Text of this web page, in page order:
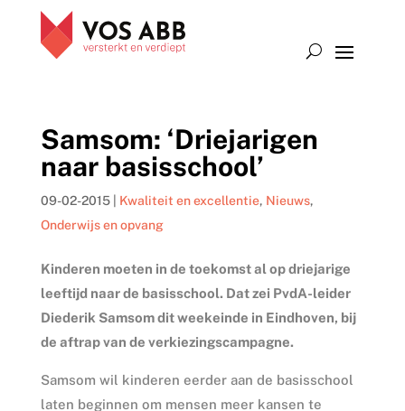
Samsom: ‘Driejarigen
naar basisschool’
09-02-2015| Kwaliteit en excellentie, Nieuws,
Onderwijs en opvang
Kinderen moeten in de toekomst al op driejarige
leeftijd naar de basisschool. Dat zei PvdA-leider
Diederik Samsom dit weekeinde in Eindhoven, bij
de aftrap van de verkiezingscampagne.
Samsom wil kinderen eerder aan de basisschool
laten beginnen om mensen meer kansen te